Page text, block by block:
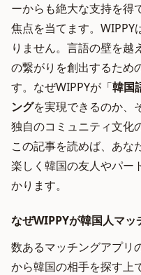
ーからも絶大な支持を得
焦点を当てます。WIPPY
りません。言語の壁を越
の繋がりを創出するため
す。なぜWIPPYが「韓国
ングを実現できるのか、
独自のコミュニティ文化
この記事を読めば、あな
楽しく韓国の友人やパー
かります。
なぜWIPPYが韓国人マッ
数あるマッチングアプリ
から韓国の相手を探す上